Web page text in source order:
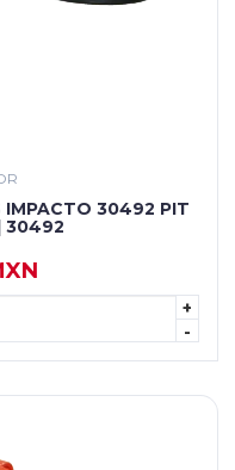
IMPACTO 30492 PIT
30492
+
-